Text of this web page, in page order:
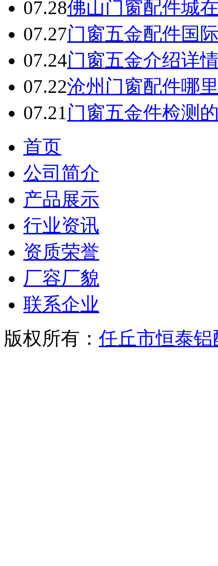
07.28佛山门窗配件城
07.27门窗五金配件国
07.24门窗五金介绍详
07.22沧州门窗配件哪
07.21门窗五金件检测
首页
公司简介
产品展示
行业资讯
资质荣誉
厂容厂貌
联系企业
版权所有： 任丘市恒泰铝